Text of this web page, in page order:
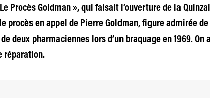
Procès Goldman », qui faisait l’ouverture de la
procès en appel de Pierre Goldman, figure admirée
deux pharmaciennes lors d’un braquage en 1969.
réparation.